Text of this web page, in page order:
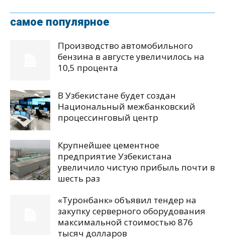
самое популярное
Производство автомобильного
бензина в августе увеличилось на
10,5 процента
В Узбекистане будет создан
Национальный межбанковский
процессинговый центр
Крупнейшее цементное
предприятие Узбекистана
увеличило чистую прибыль почти в
шесть раз
«Туронбанк» объявил тендер на
закупку серверного оборудования
максимальной стоимостью 876
тысяч долларов